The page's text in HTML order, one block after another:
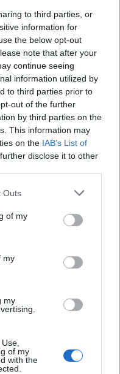
to third parties, or
information for
the below opt-out
note that after your
continue seeing
information utilized by
to third parties prior to
out of the further
by third parties on the
This information may
on the IAB’s List of
disclose it to other
Outs
of my
my
my
of my
with the
come per il suo
anche in questo
è stata limitata a 50
Flying